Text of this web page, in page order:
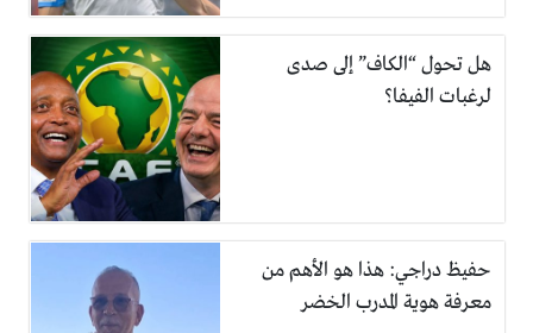
هل تحول “الكاف” إلى صدى
لرغبات الفيفا؟
حفيظ دراجي: هذا هو الأهم من
معرفة هوية المدرب الخضر